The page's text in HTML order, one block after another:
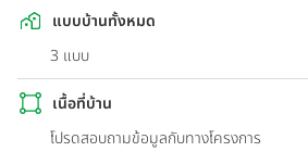
แบบบ้านทั้งหมด
3 แบบ
เนื้อที่บ้าน
โปรดสอบถามข้อมูลกับทางโครงการ